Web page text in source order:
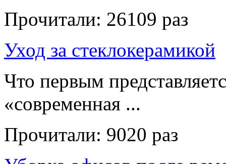
Прочитали: 26109 раз
Уход за стеклокерамикой
Что первым
«современная ...
Прочитали: 9020 раз